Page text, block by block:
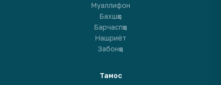
Муаллифон
Бахшҳо
Барчаспҳо
Нашриёт
Забонҳо
Тамос